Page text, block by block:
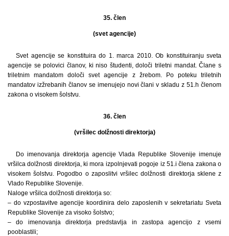
35. člen
(svet agencije)
Svet agencije se konstituira do 1. marca 2010. Ob konstituiranju sveta
agencije se polovici članov, ki niso študenti, določi triletni mandat. Člane s
triletnim mandatom določi svet agencije z žrebom. Po poteku triletnih
mandatov izžrebanih članov se imenujejo novi člani v skladu z 51.h členom
zakona o visokem šolstvu.
36. člen
(vršilec dolžnosti direktorja)
Do imenovanja direktorja agencije Vlada Republike Slovenije imenuje
vršilca dolžnosti direktorja, ki mora izpolnjevati pogoje iz 51.i člena zakona o
visokem šolstvu. Pogodbo o zaposlitvi vršilec dolžnosti direktorja sklene z
Vlado Republike Slovenije.
Naloge vršilca dolžnosti direktorja so:
– do vzpostavitve agencije koordinira delo zaposlenih v sekretariatu Sveta
Republike Slovenije za visoko šolstvo;
– do imenovanja direktorja predstavlja in zastopa agencijo z vsemi
pooblastili;